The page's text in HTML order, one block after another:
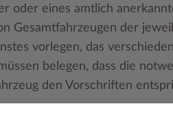
oder eines amtlich
Gesamtfahrzeugen der
vorlegen, das
belegen, dass die
den Vorschriften
Sie erlischt, wenn: